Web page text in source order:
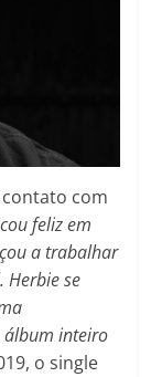
com
feliz em
a trabalhar
Herbie se
álbum inteiro
o single